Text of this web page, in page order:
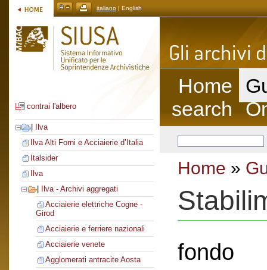
italiano | English
contrai l'albero
Ilva
Ilva Alti Forni e Acciaierie d’Italia
Italsider
Ilva
Ilva - Archivi aggregati
Acciaierie elettriche Cogne -
Girod
Acciaierie e ferriere nazionali
Acciaierie venete
Agglomerati antracite Aosta
Home
search
Home »
fondo